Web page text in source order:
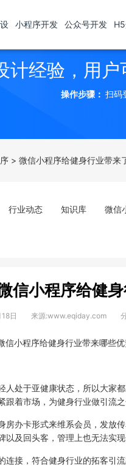
小程序开发 公众号开发
计经验，用
操作步骤： 扫码
> 微信小程序给健身行业带来
行业动态 知识库 微信
信小程序给健
日 来源:www.eqiday.com
人处于亚健康状态，所以大家
跟着市场，为健身行业做引流
房办卡形式来维系会员，发放
及回头客，管理上也无法实现
连接，符合健身行业的拓客引